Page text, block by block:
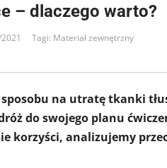
– dlaczego warto?
Tagi: Materiał zewnętrzny
na utratę tkanki
do swojego planu
korzyści, analizujemy